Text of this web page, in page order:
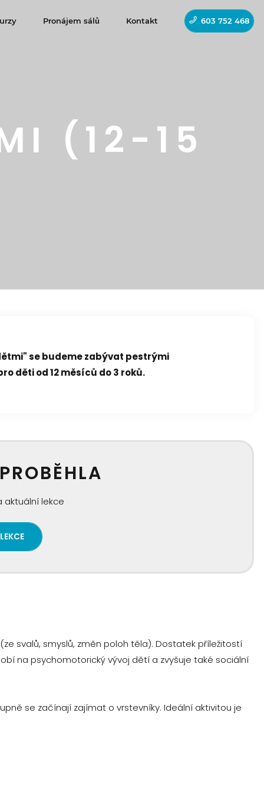
Pronájem sálů Kontakt 603 752 468
(12-15
se budeme zabývat pestrými
děti od 12 měsíců do 3 roků.
aktuální lekce
svalů, smyslů, změn poloh těla). Dostatek příležitostí
na psychomotorický vývoj dětí a zvyšuje také sociální
se začínají zajímat o vrstevníky. Ideální aktivitou je